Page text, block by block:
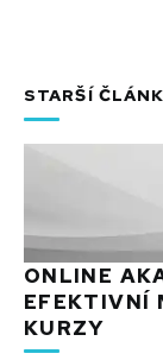
STARŠÍ
ONLINE
EFEKTIVNÍ
KURZY